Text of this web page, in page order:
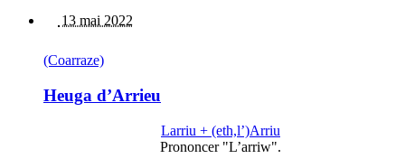
13 mai 2022
(Coarraze)
Heuga d’Arrieu
Larriu + (eth,l’)Arriu
Prononcer "L’arriw".